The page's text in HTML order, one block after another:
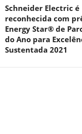
Schneider Electric é
reconhecida com
Energy Star® de
do Ano para
Sustentada 2021